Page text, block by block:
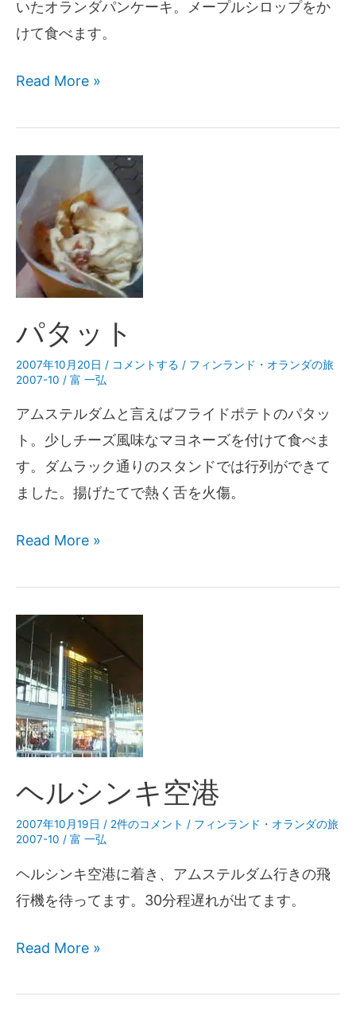
いたオランダパンケーキ。メープルシロップをか
けて食べます。
Read More »
パタット
2007年10月20日 / コメントする / フィンランド・オランダの旅
2007-10 / 富 一弘
アムステルダムと言えばフライドポテトのパタッ
ト。少しチーズ風味なマヨネーズを付けて食べま
す。ダムラック通りのスタンドでは行列ができて
ました。揚げたてで熱く舌を火傷。
Read More »
ヘルシンキ空港
2007年10月19日 / 2件のコメント / フィンランド・オランダの旅
2007-10 / 富 一弘
ヘルシンキ空港に着き、アムステルダム行きの飛
行機を待ってます。30分程遅れが出てます。
Read More »